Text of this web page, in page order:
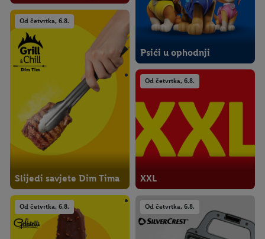
Psići u ophodnji
Od četvrtka, 6.8.
Slijedi savjete Dim Tima
Od četvrtka, 6.8.
XXL
Od četvrtka, 6.8. Od četvrtka, 6.8.